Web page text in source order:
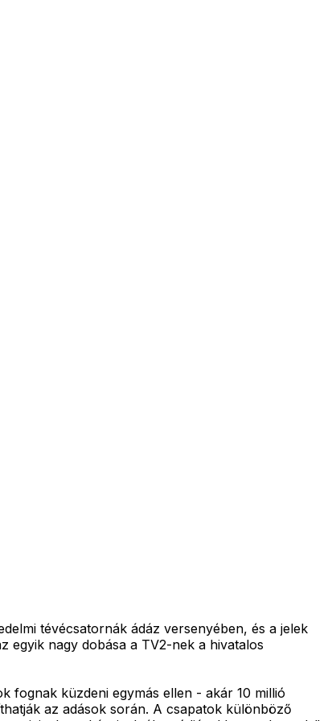
tévécsatornák ádáz versenyében, és a jelek
egyik nagy dobása a TV2-nek a hivatalos
fognak küzdeni egymás ellen - akár 10 millió
az adások során. A csapatok különböző